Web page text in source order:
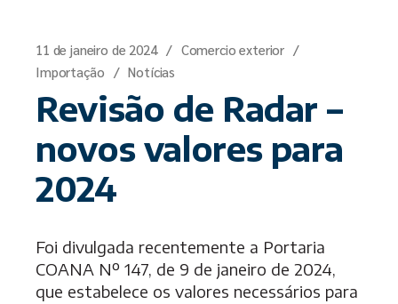
11 de janeiro de 2024
Comercio exterior
Importação
Notícias
Revisão de Radar –
novos valores para
2024
Foi divulgada recentemente a Portaria
COANA Nº 147, de 9 de janeiro de 2024,
que estabelece os valores necessários para